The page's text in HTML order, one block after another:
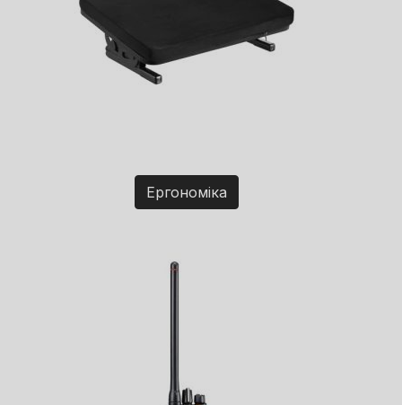
Ергономіка